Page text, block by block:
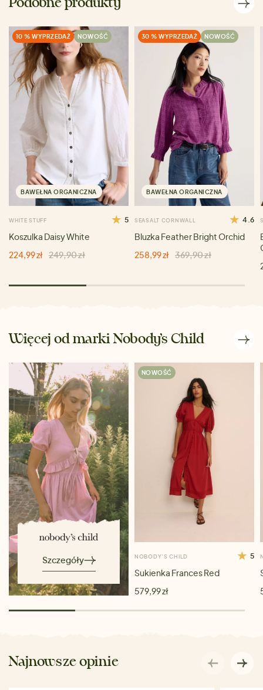
Podobne produkty
10 % WYPRZEDAŻ NOWOŚĆ
BAWEŁNA ORGANICZNA
WHITE STUFF 5
Koszulka Daisy White
224,99 zł 249,90 zł
30 % WYPRZEDAŻ NOWOŚĆ
BAWEŁNA ORGANICZNA
SEASALT CORNWALL 4.6
Bluzka Feather Bright Orchid
258,99 zł 369,90 zł
Więcej od marki Nobody’s Child
Szczegóły
NOWOŚĆ
NOBODY’S CHILD 5
Sukienka Frances Red
579,99 zł
Najnowsze opinie